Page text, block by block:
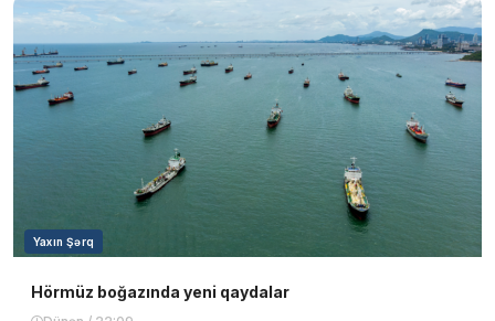
Yaxın Şərq
Hörmüz boğazında yeni qaydalar